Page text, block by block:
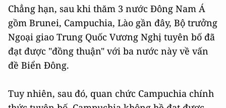
Chẳng hạn, sau khi thăm 3 nước Đông Nam Á
gồm Brunei, Campuchia, Lào gần đây, Bộ trưởng
Ngoại giao Trung Quốc Vương Nghị tuyên bố đã
đạt được "đồng thuận" với ba nước này về vấn
đề Biển Đông.
Tuy nhiên, sau đó, quan chức Campuchia chính